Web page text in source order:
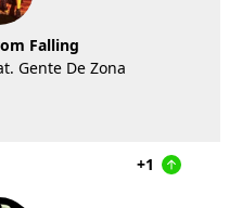
Falling
Gente De Zona
+1